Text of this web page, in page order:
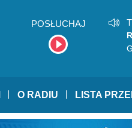
POSŁUCHAJ
O RADIU LISTA